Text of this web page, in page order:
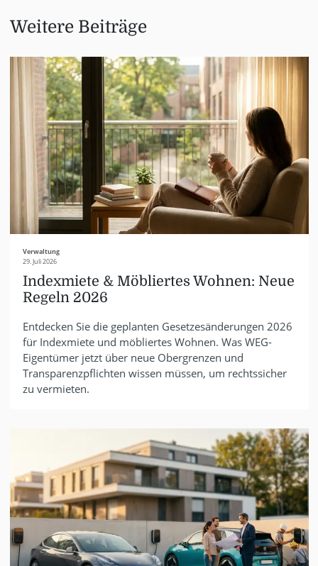
Weitere Beiträge
Verwaltung
29. Juli 2026
Indexmiete & Möbliertes Wohnen: Neue
Regeln 2026
Entdecken Sie die geplanten Gesetzesänderungen 2026
für Indexmiete und möbliertes Wohnen. Was WEG-
Eigentümer jetzt über neue Obergrenzen und
Transparenzpflichten wissen müssen, um rechtssicher
zu vermieten.